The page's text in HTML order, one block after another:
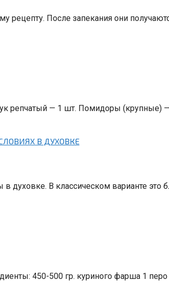
рецепту. После запекания они
репчатый — 1 шт. Помидоры (крупные)
В ДУХОВКЕ
В классическом варианте это
450-500 гр. куриного фарша 1